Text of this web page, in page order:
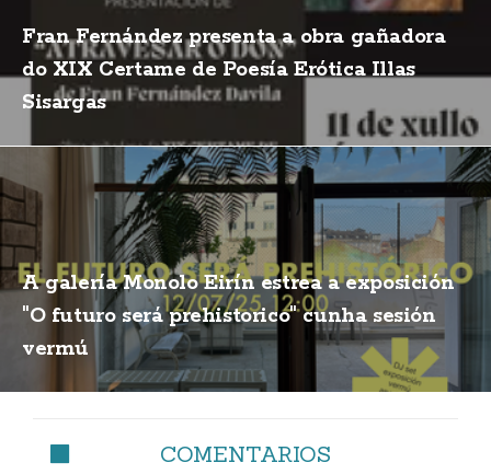
Fran Fernández presenta a obra gañadora
do XIX Certame de Poesía Erótica Illas
Sisargas
A galería Monolo Eirín estrea a exposición
"O futuro será prehistorico" cunha sesión
vermú
COMENTARIOS